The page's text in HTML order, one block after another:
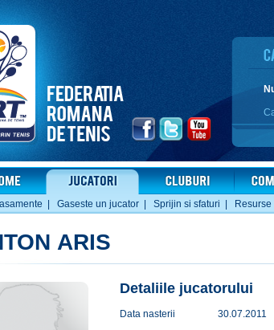
Gaseste un jucator| Sprijin si sfaturi Resurse
ARIS
Detaliile jucatorului
Data nasterii
30.07.2011